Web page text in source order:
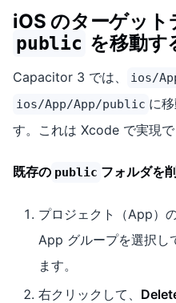
iOS のターゲッ
public を移動す
Capacitor 3 では、 ios/
ios/App/App/public に
す。これは Xcode で実現
既存の public フォルダを
プロジェクト（App）
App グループを選択し
ます。
右クリックして、